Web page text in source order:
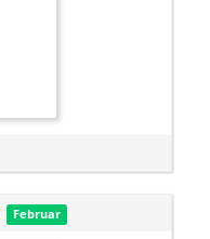
Februar